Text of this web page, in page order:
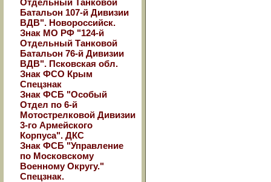
Отдельный Танковой
Батальон 107-й Дивизии
ВДВ". Новороссийск.
Знак МО РФ "124-й
Отдельный Танковой
Батальон 76-й Дивизии
ВДВ". Псковская обл.
Знак ФСО Крым
Спецзнак
Знак ФСБ "Особый
Отдел по 6-й
Мотострелковой Дивизии
3-го Армейского
Корпуса". ДКС
Знак ФСБ "Управление
по Московскому
Военному Округу."
Спецзнак.